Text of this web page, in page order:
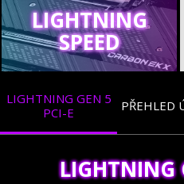
LIGHTNING
SPEED
LIGHTNING GEN 5
PCI-E
PŘEHLED
LIGHTNING